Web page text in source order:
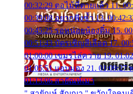
00:32:29 ตอไม้ที่ตายแล้ว 11.
00:39:08 อยากฟังซ้ำ 13.
00:45:25 รอหน่อยน้องติ๋ม 15.
00:51:43 บัตรเชิญสีเลือด 17.
01:00:00 เขมรไล่ควาย 19.
01:05:51 แอบมอง 21.
01:13:06 สายัณห์เมา